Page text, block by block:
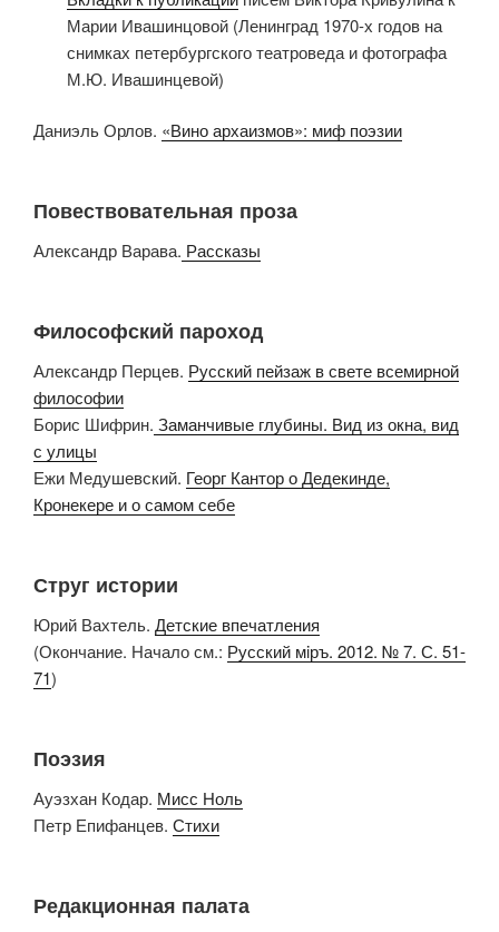
Марии Ивашинцовой (Ленинград 1970-х годов на
снимках петербургского театроведа и фотографа
М.Ю. Ивашинцевой)
Даниэль Орлов. «Вино архаизмов»: миф поэзии
Повествовательная проза
Александр Варава. Рассказы
Философский пароход
Александр Перцев. Русский пейзаж в свете всемирной
философии
Борис Шифрин. Заманчивые глубины. Вид из окна, вид
с улицы
Ежи Медушевский. Георг Кантор о Дедекинде,
Кронекере и о самом себе
Струг истории
Юрий Вахтель. Детские впечатления
(Окончание. Начало см.: Русский мiръ. 2012. № 7. С. 51-
71)
Поэзия
Ауэзхан Кодар. Мисс Ноль
Петр Епифанцев. Стихи
Редакционная палата